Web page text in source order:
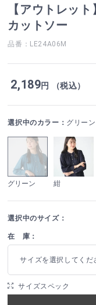
【アウトレッ
カットソー
品番：LE24A06M
2,189円 （税込）
選択中のカラー： グリーン
グリーン 紺
選択中のサイズ：
在 庫：
サイズを選択してくだ
サイズスペック